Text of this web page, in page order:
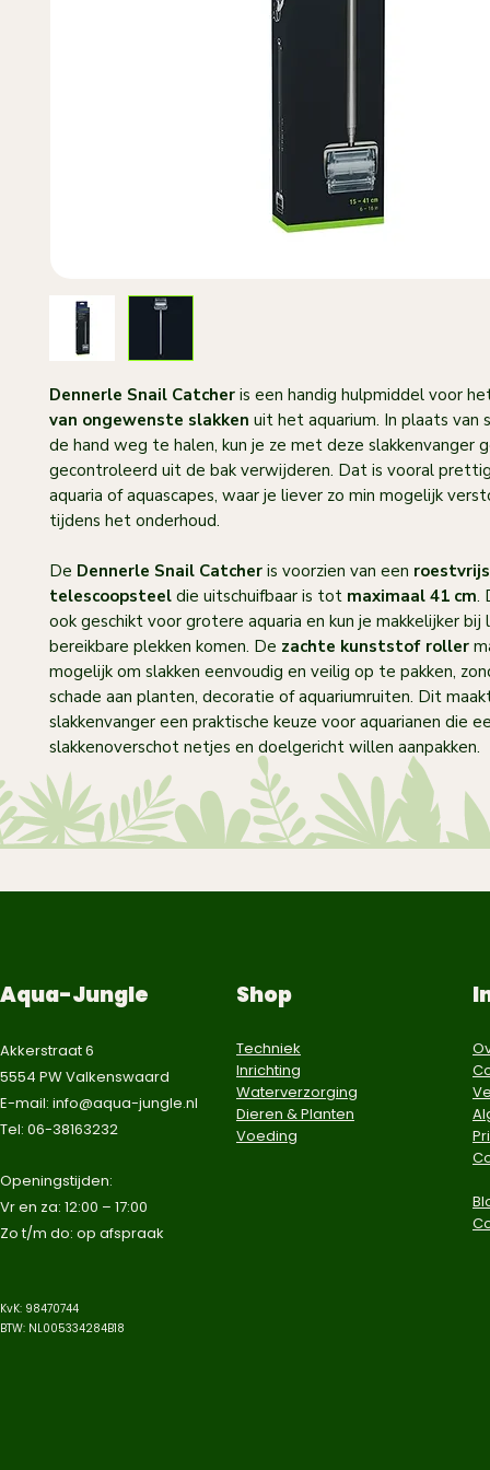
Dennerle Snail Catcher is een handig hulpmiddel voor
van ongewenste slakken uit het aquarium. In plaats van
de hand weg te halen, kun je ze met deze slakkenvanger
gecontroleerd uit de bak verwijderen. Dat is vooral
aquaria of aquascapes, waar je liever zo min mogelijk
tijdens het onderhoud.
De Dennerle Snail Catcher is voorzien van een
telescoopsteel die uitschuifbaar is tot maximaal 41 cm.
ook geschikt voor grotere aquaria en kun je makkelijker bij
bereikbare plekken komen. De zachte kunststof roller
mogelijk om slakken eenvoudig en veilig op te pakken,
schade aan planten, decoratie of aquariumruiten. Dit
slakkenvanger een praktische keuze voor aquarianen die
slakkenoverschot netjes en doelgericht willen aanpakken.
Aqua-Jungle
Akkerstraat 6
5554 PW Valkenswaard
E-mail: info@aqua-jungle.nl
Tel: 06-38163232
​Openingstijden:
Vr en za: 12:00 – 17:00
Zo t/m do: op afspraak​
KvK: 98470744
BTW: NL005334284B18
Shop
Techniek
Inrichting
Waterverzorging
Dieren & Planten
Voeding